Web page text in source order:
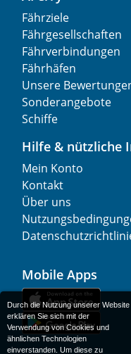
Fährziele
Fährgesellschaften
Fährverbindungen
Fährhäfen
Unsere
Sonderangebote
Schiffe
Hilfe &
Mein Konto
Kontakt
Über uns
Mobile Apps
Durch die Nutzung unserer Website
erklären Sie sich mit der
Verwendung von Cookies und
ähnlichen Technologien
einverstanden. Um diese zu